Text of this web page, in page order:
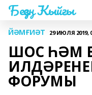
Беҙҙең Ҡыйғы
ЙӘМҒИӘТ 29 ИЮЛЯ 2019,
ШОС ҺӘМ
ФОРУМЫ